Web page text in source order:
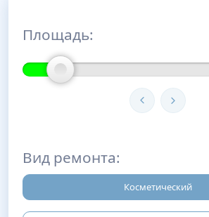
Площадь:
Вид ремонта:
Косметический